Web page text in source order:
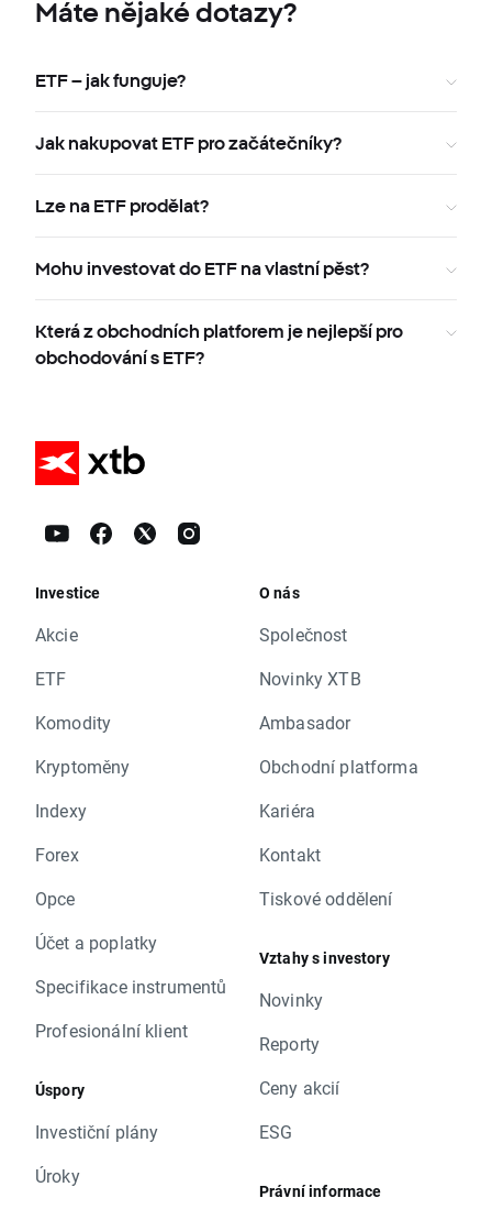
Máte nějaké dotazy?
ETF – jak funguje?
Jak nakupovat ETF pro začátečníky?
Lze na ETF prodělat?
Mohu investovat do ETF na vlastní pěst?
Která z obchodních platforem je nejlepší pro
obchodování s ETF?
Investice
Akcie
ETF
Komodity
Kryptoměny
Indexy
Forex
Opce
Účet a poplatky
Specifikace instrumentů
Profesionální klient
Úspory
Investiční plány
Úroky
O nás
Společnost
Novinky XTB
Ambasador
Obchodní platforma
Kariéra
Kontakt
Tiskové oddělení
Vztahy s investory
Novinky
Reporty
Ceny akcií
ESG
Právní informace